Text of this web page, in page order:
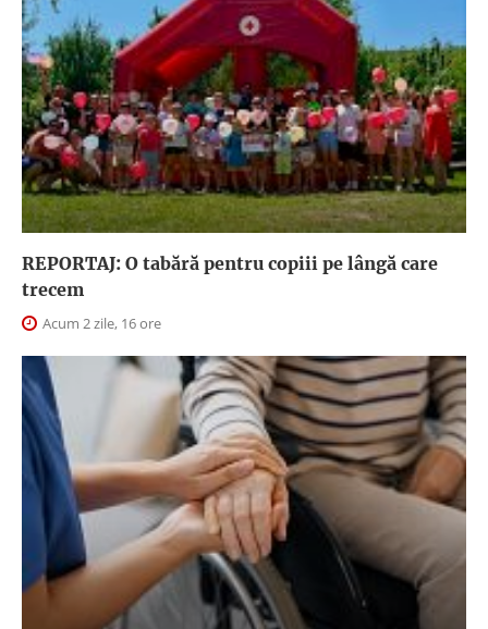
REPORTAJ: O tabără pentru copiii pe lângă care
trecem
Acum 2 zile, 16 ore